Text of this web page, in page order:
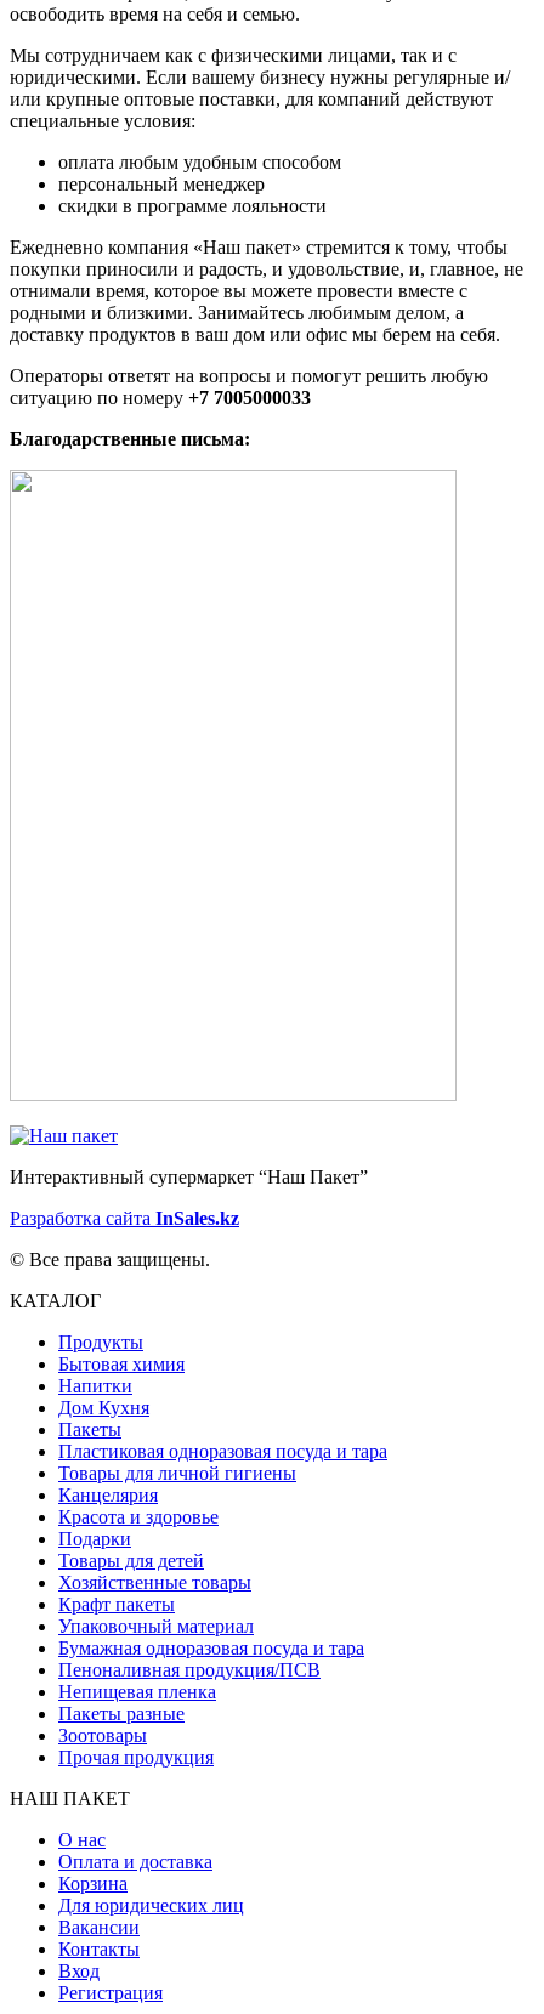
освободить время на себя и семью.
Мы сотрудничаем как с физическими лицами, так и с
юридическими. Если вашему бизнесу нужны регулярные и/
или крупные оптовые поставки, для компаний действуют
специальные условия:
оплата любым удобным способом
персональный менеджер
скидки в программе лояльности
Ежедневно компания «Наш пакет» стремится к тому, чтобы
покупки приносили и радость, и удовольствие, и, главное, не
отнимали время, которое вы можете провести вместе с
родными и близкими. Занимайтесь любимым делом, а
доставку продуктов в ваш дом или офис мы берем на себя.
Операторы ответят на вопросы и помогут решить любую
ситуацию по номеру +7 7005000033
Благодарственные письма:
Интерактивный супермаркет “Наш Пакет”
Разработка сайта InSales.kz
© Все права защищены.
КАТАЛОГ
Продукты
Бытовая химия
Напитки
Дом Кухня
Пакеты
Пластиковая одноразовая посуда и тара
Товары для личной гигиены
Канцелярия
Красота и здоровье
Подарки
Товары для детей
Хозяйственные товары
Крафт пакеты
Упаковочный материал
Бумажная одноразовая посуда и тара
Пеноналивная продукция/ПСВ
Непищевая пленка
Пакеты разные
Зоотовары
Прочая продукция
НАШ ПАКЕТ
О нас
Оплата и доставка
Корзина
Для юридических лиц
Вакансии
Контакты
Вход
Регистрация